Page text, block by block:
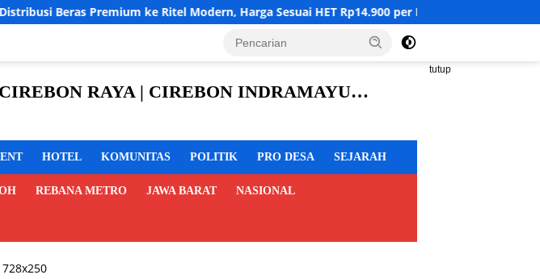
ke Ritel Modern, Harga Sesuai HET Rp14.900 per Kilogram Akademisi Dorong
tutup
RAYA | CIREBON INDRAMAYU
HOTEL KOMUNITAS POLITIK PRO DESA SEJARAH
REBANA METRO JAWA BARAT NASIONAL